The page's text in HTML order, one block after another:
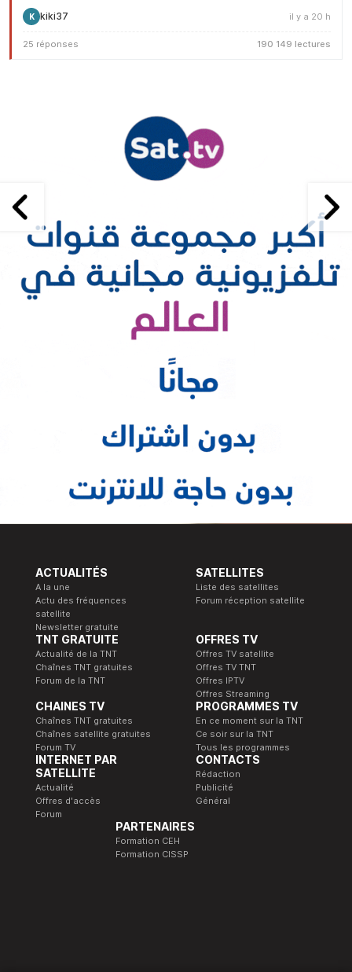
K kiki37 il y a 20 h
25 réponses 190 149 lectures
ACTUALITÉS
A la une
Actu des fréquences
satellite
Newsletter gratuite
SATELLITES
Liste des satellites
Forum réception satellite
TNT GRATUITE
Actualité de la TNT
Chaînes TNT gratuites
Forum de la TNT
OFFRES TV
Offres TV satellite
Offres TV TNT
Offres IPTV
Offres Streaming
CHAINES TV
Chaînes TNT gratuites
Chaînes satellite gratuites
Forum TV
PROGRAMMES TV
En ce moment sur la TNT
Ce soir sur la TNT
Tous les programmes
INTERNET PAR
SATELLITE
Actualité
Offres d'accès
Forum
CONTACTS
Rédaction
Publicité
Général
PARTENAIRES
Formation CEH
Formation CISSP